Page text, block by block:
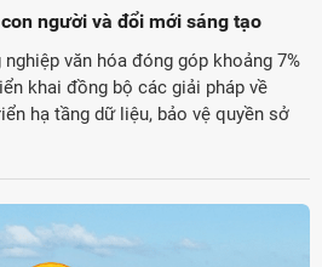
người và đổi mới sáng tạo
văn hóa đóng góp khoảng 7%
khai đồng bộ các giải pháp về
hạ tầng dữ liệu, bảo vệ quyền sở